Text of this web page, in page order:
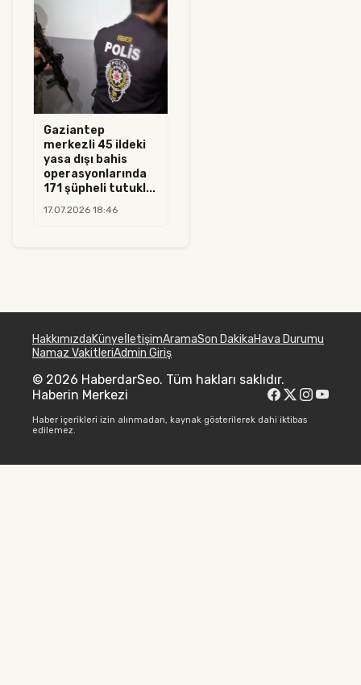
Gaziantep
merkezli 45 ildeki
yasa dışı bahis
operasyonlarında
171 şüpheli tutukl...
17.07.2026 18:46
HakkımızdaKünyeİletişimAramaSon DakikaHava Durumu
Namaz VakitleriAdmin Giriş
© 2026 HaberdarSeo. Tüm hakları saklıdır.
Haberin Merkezi
Haber içerikleri izin alınmadan, kaynak gösterilerek dahi iktibas
edilemez.